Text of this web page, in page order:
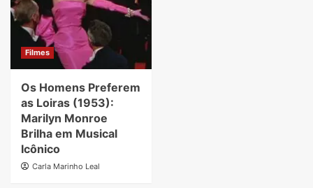
Filmes
Os Homens Preferem
as Loiras (1953):
Marilyn Monroe
Brilha em Musical
Icônico
Carla Marinho Leal